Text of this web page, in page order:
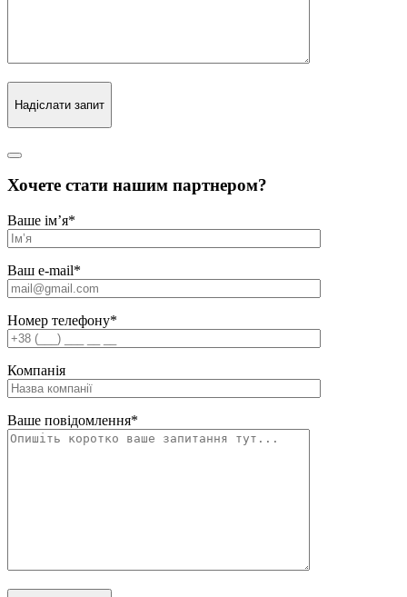
Надіслати запит
Хочете стати нашим партнером?
Ваше ім’я*
Ваш e-mail*
Номер телефону*
Компанія
Ваше повідомлення*